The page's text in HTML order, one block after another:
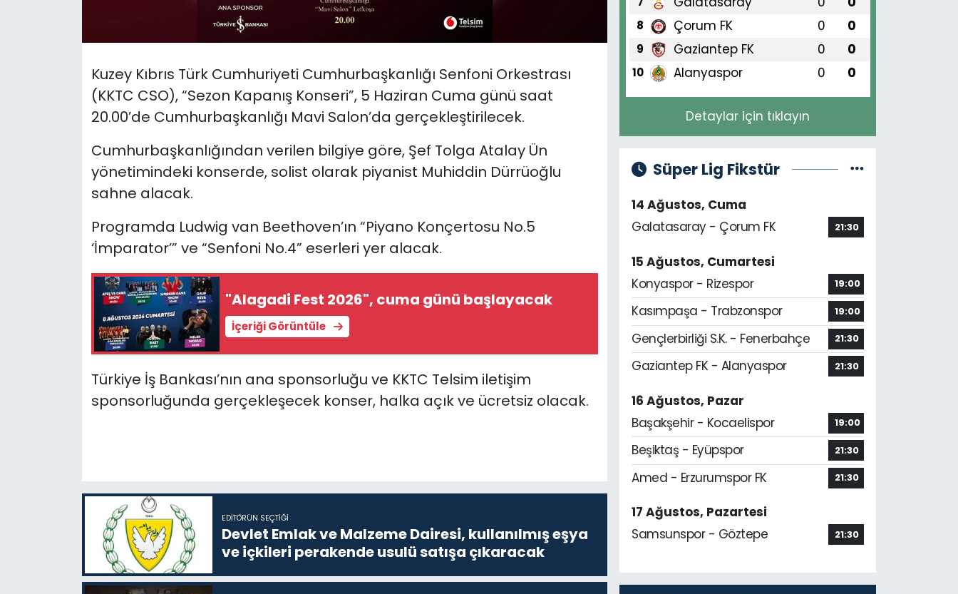
Kuzey Kıbrıs Türk Cumhuriyeti Cumhurbaşkanlığı Senfoni Orkestrası
(KKTC CSO), “Sezon Kapanış Konseri”, 5 Haziran Cuma günü saat
20.00’de Cumhurbaşkanlığı Mavi Salon’da gerçekleştirilecek.
Cumhurbaşkanlığından verilen bilgiye göre, Şef Tolga Atalay Ün
yönetimindeki konserde, solist olarak piyanist Muhiddin Dürrüoğlu
sahne alacak.
Programda Ludwig van Beethoven’ın “Piyano Konçertosu No.5
‘İmparator’” ve “Senfoni No.4” eserleri yer alacak.
"Alagadi Fest 2026", cuma günü başlayacak
İçeriği Görüntüle
Türkiye İş Bankası’nın ana sponsorluğu ve KKTC Telsim iletişim
sponsorluğunda gerçekleşecek konser, halka açık ve ücretsiz olacak.
EDITÖRÜN SEÇTIĞI
Devlet Emlak ve Malzeme Dairesi, kullanılmış eşya
ve içkileri perakende usulü satışa çıkaracak
8 Çorum FK 0 0
9 Gaziantep FK 0 0
10 Alanyaspor 0 0
Detaylar için tıklayın
Süper Lig Fikstür
14 Ağustos, Cuma
Galatasaray - Çorum FK
21:30
15 Ağustos, Cumartesi
Konyaspor - Rizespor
19:00
Kasımpaşa - Trabzonspor 19:00
Gençlerbirliği S.K. - Fenerbahçe 21:30
Gaziantep FK - Alanyaspor 21:30
16 Ağustos, Pazar
Başakşehir - Kocaelispor
19:00
Beşiktaş - Eyüpspor 21:30
Amed - Erzurumspor FK 21:30
17 Ağustos, Pazartesi
Samsunspor - Göztepe
21:30
Teknoloji
Video Galeri
Yazarlar